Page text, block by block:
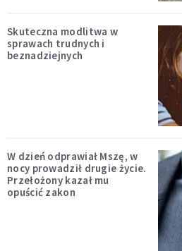
Skuteczna modlitwa w
sprawach trudnych i
beznadziejnych
W dzień odprawiał Mszę, w
nocy prowadził drugie życie.
Przełożony kazał mu
opuścić zakon